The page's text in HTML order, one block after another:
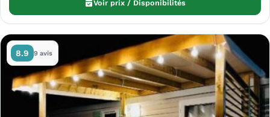
Voir prix / Disponibilités
8.9 9 avis